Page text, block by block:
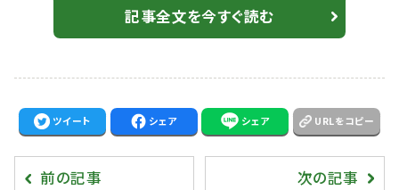
東・西園厩舎）。勝ちタイムは1:33.9（やや重） 1番人気、
浜中俊騎手騎乗、ミッキークイーンは7着敗退となった。
記事全文を今すぐ読む
ツイート シェア シェア URLをコピー
前の記事 次の記事